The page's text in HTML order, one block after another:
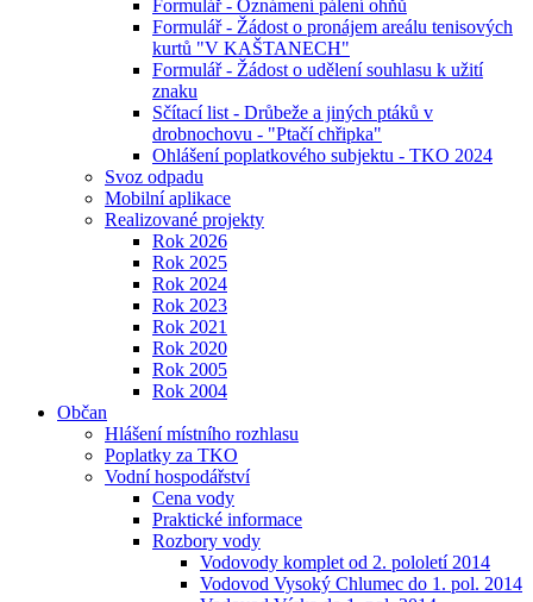
Formulář - Oznámení pálení ohňů
Formulář - Žádost o pronájem areálu tenisových
kurtů "V KAŠTANECH"
Formulář - Žádost o udělení souhlasu k užití
znaku
Sčítací list - Drůbeže a jiných ptáků v
drobnochovu - "Ptačí chřipka"
Ohlášení poplatkového subjektu - TKO 2024
Svoz odpadu
Mobilní aplikace
Realizované projekty
Rok 2026
Rok 2025
Rok 2024
Rok 2023
Rok 2021
Rok 2020
Rok 2005
Rok 2004
Občan
Hlášení místního rozhlasu
Poplatky za TKO
Vodní hospodářství
Cena vody
Praktické informace
Rozbory vody
Vodovody komplet od 2. pololetí 2014
Vodovod Vysoký Chlumec do 1. pol. 2014